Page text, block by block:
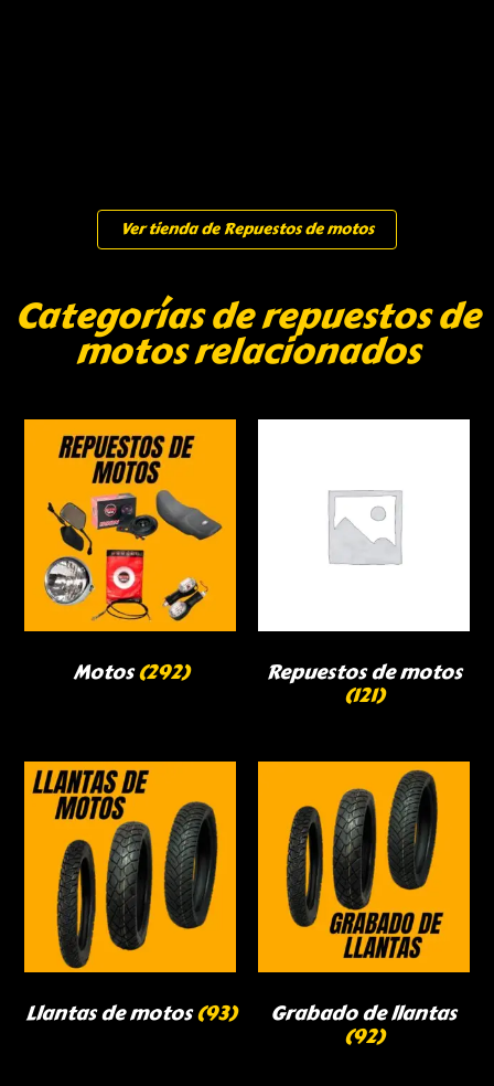
Ver tienda de Repuestos de motos
Categorías de repuestos de
motos relacionados
Motos(292) Repuestos de motos
(121)
Llantas de motos(93) Grabado de llantas
(92)